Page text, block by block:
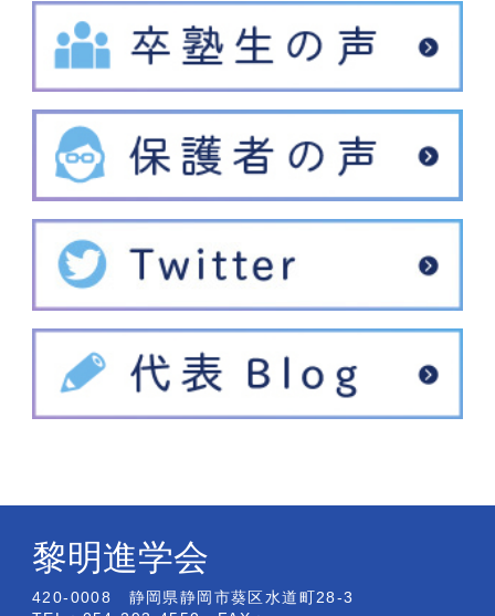
黎明進学会
420-0008 静岡県静岡市葵区水道町28-3